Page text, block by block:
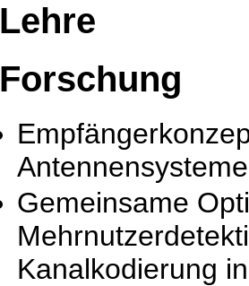
Lehre
Forschung
Antennensysteme
Gemeinsame
Kanalkodierung